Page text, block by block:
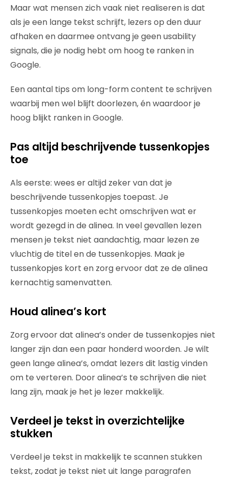
Maar wat mensen zich vaak niet realiseren is dat
als je een lange tekst schrijft, lezers op den duur
afhaken en daarmee ontvang je geen usability
signals, die je nodig hebt om hoog te ranken in
Google.
Een aantal tips om long-form content te schrijven
waarbij men wel blijft doorlezen, én waardoor je
hoog blijkt ranken in Google.
Pas altijd beschrijvende tussenkopjes
toe
Als eerste: wees er altijd zeker van dat je
beschrijvende tussenkopjes toepast. Je
tussenkopjes moeten echt omschrijven wat er
wordt gezegd in de alinea. In veel gevallen lezen
mensen je tekst niet aandachtig, maar lezen ze
vluchtig de titel en de tussenkopjes. Maak je
tussenkopjes kort en zorg ervoor dat ze de alinea
kernachtig samenvatten.
Houd alinea’s kort
Zorg ervoor dat alinea’s onder de tussenkopjes niet
langer zijn dan een paar honderd woorden. Je wilt
geen lange alinea’s, omdat lezers dit lastig vinden
om te verteren. Door alinea’s te schrijven die niet
lang zijn, maak je het je lezer makkelijk.
Verdeel je tekst in overzichtelijke
stukken
Verdeel je tekst in makkelijk te scannen stukken
tekst, zodat je tekst niet uit lange paragrafen